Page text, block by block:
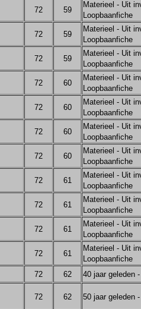
72 59
Materieel - Uit
Loopbaanfiche
72 59
Materieel - Uit
Loopbaanfiche
72 59
Materieel - Uit
Loopbaanfiche
72 60
Materieel - Uit
Loopbaanfiche
72 60
Materieel - Uit
Loopbaanfiche
72 60
Materieel - Uit
Loopbaanfiche
72 60
Materieel - Uit
Loopbaanfiche
72 61
Materieel - Uit
Loopbaanfiche
72 61
Materieel - Uit
Loopbaanfiche
72 61
Materieel - Uit
Loopbaanfiche
72 61
Materieel - Uit
Loopbaanfiche
72 62 40 jaar geleden
72 62 50 jaar geleden